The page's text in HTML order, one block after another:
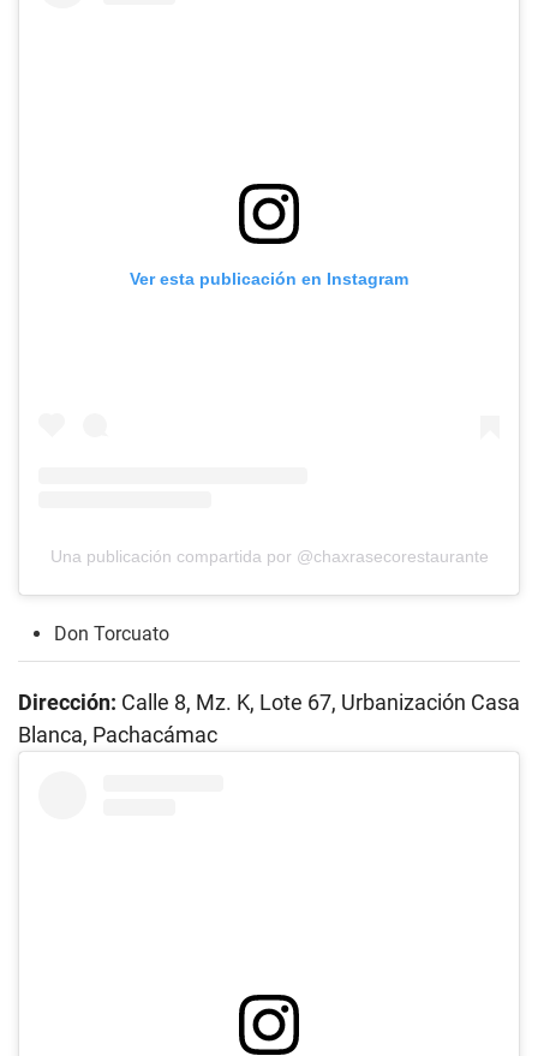
Ver esta publicación en Instagram
Una publicación compartida por @chaxrasecorestaurante
Don Torcuato
Dirección: Calle 8, Mz. K, Lote 67, Urbanización Casa
Blanca, Pachacámac